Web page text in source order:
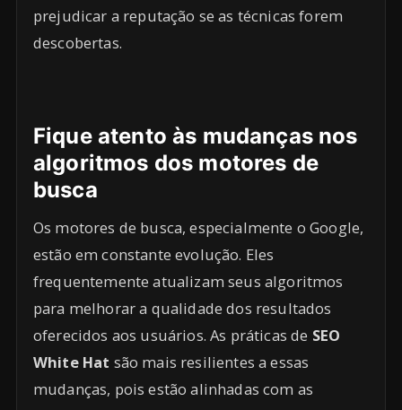
prejudicar a reputação se as técnicas forem
descobertas.
Fique atento às mudanças nos
algoritmos dos motores de
busca
Os motores de busca, especialmente o Google,
estão em constante evolução. Eles
frequentemente atualizam seus algoritmos
para melhorar a qualidade dos resultados
oferecidos aos usuários. As práticas de SEO
White Hat são mais resilientes a essas
mudanças, pois estão alinhadas com as